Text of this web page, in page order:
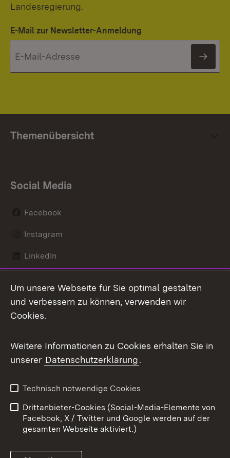
Landesregierung.
E-Mail zur Newsletter-Anmeldung
Themenübersicht
Social Media
Facebook
Instagram
LinkedIn
X / Twitter
Youtube
Kontakt
Datenschutz
Barrierefreiheit
Impressum
Cookies
Um unsere Webseite für Sie optimal gestalten
und verbessern zu können, verwenden wir
Cookies.
Weitere Informationen zu Cookies erhalten Sie in
unserer Datenschutzerklärung.
Technisch notwendige Cookies
Drittanbieter-Cookies (Social-Media-Elemente von
Facebook, X / Twitter und Google werden auf der
gesamten Webseite aktiviert.)